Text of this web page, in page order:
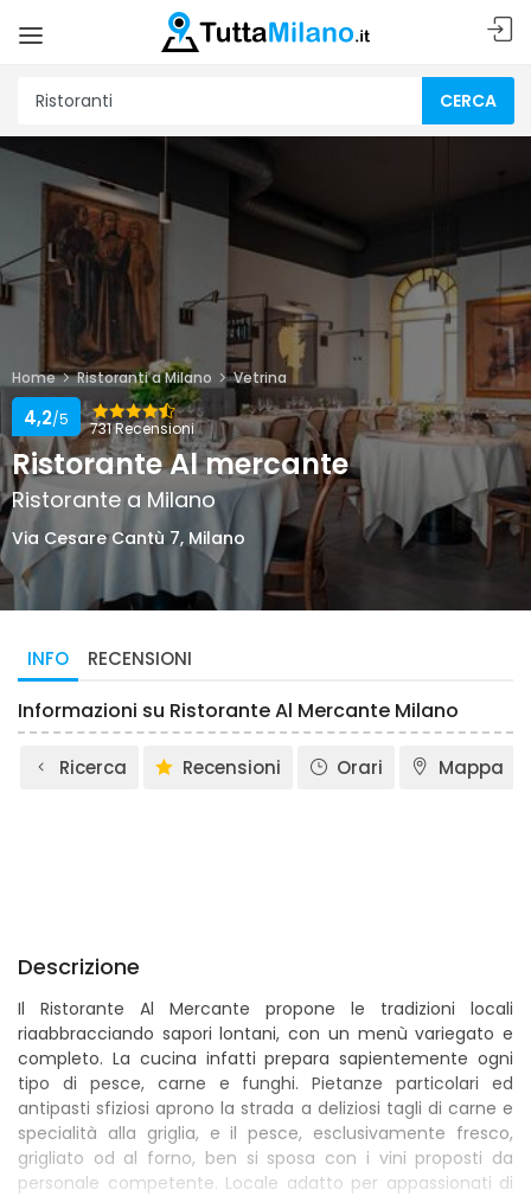
CERCA
Home Ristoranti a Milano Vetrina
731 Recensioni
4,2/5
Ristorante Al mercante
Ristorante a Milano
Via Cesare Cantù 7, Milano
INFO RECENSIONI
Informazioni su Ristorante Al Mercante Milano
Ricerca Recensioni Orari Mappa
Descrizione
Il Ristorante Al Mercante propone le tradizioni locali
riaabbracciando sapori lontani, con un menù variegato e
completo. La cucina infatti prepara sapientemente ogni
tipo di pesce, carne e funghi. Pietanze particolari ed
antipasti sfiziosi aprono la strada a deliziosi tagli di carne e
specialità alla griglia, e il pesce, esclusivamente fresco,
grigliato od al forno, ben si sposa con i vini proposti da
personale competente. Locale adatto per appassionati di